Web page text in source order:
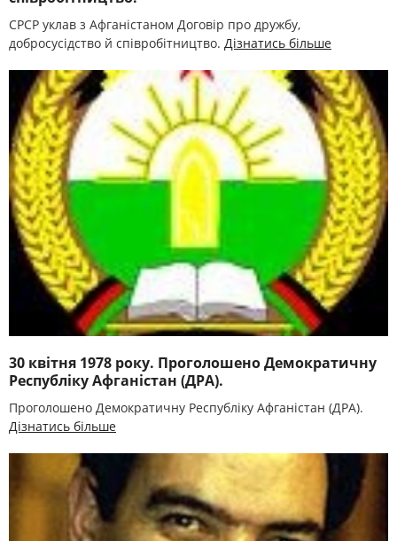
СРСР уклав з Афганістаном Договір про дружбу,
добросусідство й співробітництво. Дізнатись більше
30 квітня 1978 року. Проголошено Демократичну
Республіку Афганістан (ДРА).
Проголошено Демократичну Республіку Афганістан (ДРА).
Дізнатись більше